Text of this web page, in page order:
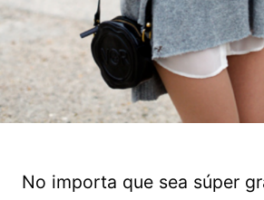
No importa que sea súper